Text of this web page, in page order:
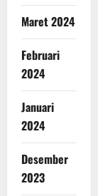
Maret 2024
Februari
2024
Januari
2024
Desember
2023